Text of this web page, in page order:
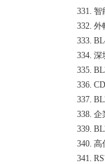
331. 智
332. 外
333.
334. 深
335.
336.
337.
338. 企
339.
340. 高
341.